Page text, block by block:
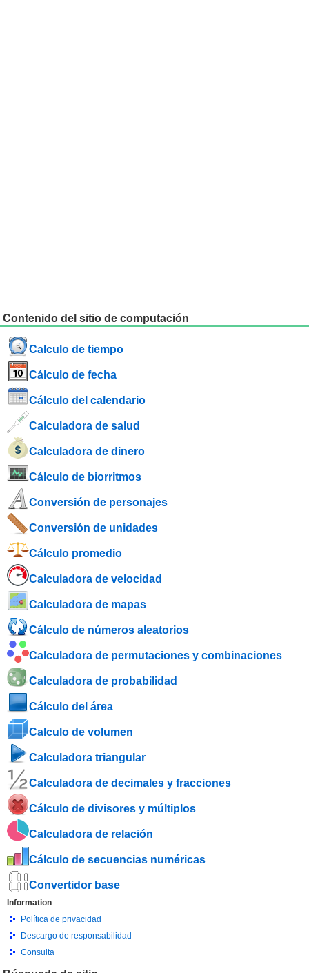
Contenido del sitio de computación
Calculo de tiempo
Cálculo de fecha
Cálculo del calendario
Calculadora de salud
Calculadora de dinero
Cálculo de biorritmos
Conversión de personajes
Conversión de unidades
Cálculo promedio
Calculadora de velocidad
Calculadora de mapas
Cálculo de números aleatorios
Calculadora de permutaciones y combinaciones
Calculadora de probabilidad
Cálculo del área
Calculo de volumen
Calculadora triangular
Calculadora de decimales y fracciones
Cálculo de divisores y múltiplos
Calculadora de relación
Cálculo de secuencias numéricas
Convertidor base
Information
Política de privacidad
Descargo de responsabilidad
Consulta